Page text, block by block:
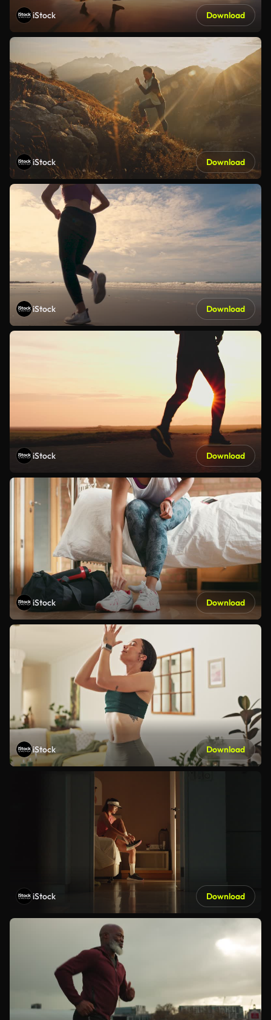
iStock Download
iStock Download
iStock Download
iStock Download
iStock Download
iStock Download
iStock Download